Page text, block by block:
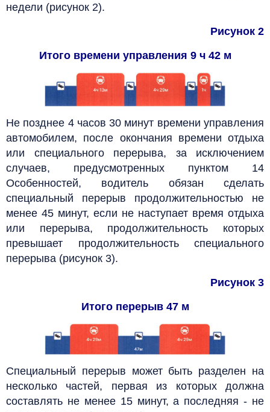
недели (рисунок 2).
Рисунок 2
Итого времени управления 9 ч 42 м
Не позднее 4 часов 30 минут времени управления
автомобилем, после окончания времени отдыха
или специального перерыва, за исключением
случаев, предусмотренных пунктом 14
Особенностей, водитель обязан сделать
специальный перерыв продолжительностью не
менее 45 минут, если не наступает время отдыха
или перерыва, продолжительность которых
превышает продолжительность специального
перерыва (рисунок 3).
Рисунок 3
Итого перерыв 47 м
Специальный перерыв может быть разделен на
несколько частей, первая из которых должна
составлять не менее 15 минут, а последняя - не